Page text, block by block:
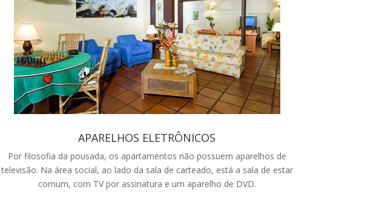
APARELHOS ELETRÔNICOS
Por filosofia da pousada, os apartamentos não possuem aparelhos de
televisão. Na área social, ao lado da sala de carteado, está a sala de estar
comum, com TV por assinatura e um aparelho de DVD.